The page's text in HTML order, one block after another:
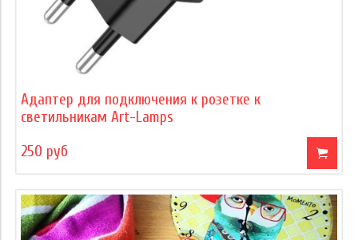
Адаптер для подключения к розетке к
светильникам Art-Lamps
250 руб